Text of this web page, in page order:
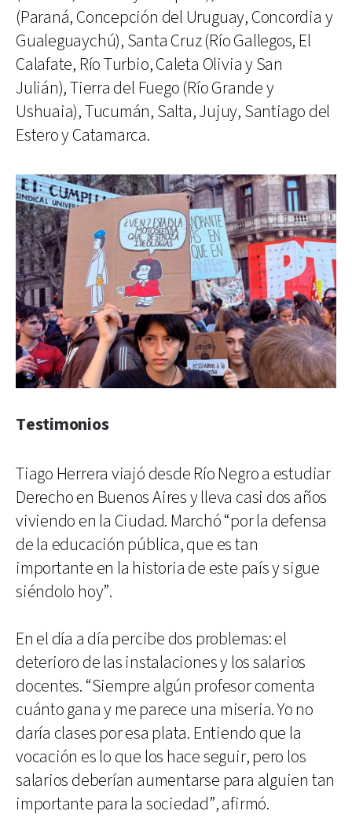
(Paraná, Concepción del Uruguay, Concordia y
Gualeguaychú), Santa Cruz (Río Gallegos, El
Calafate, Río Turbio, Caleta Olivia y San
Julián), Tierra del Fuego (Río Grande y
Ushuaia), Tucumán, Salta, Jujuy, Santiago del
Estero y Catamarca.
Testimonios
Tiago Herrera viajó desde Río Negro a estudiar
Derecho en Buenos Aires y lleva casi dos años
viviendo en la Ciudad. Marchó “por la defensa
de la educación pública, que es tan
importante en la historia de este país y sigue
siéndolo hoy”.
En el día a día percibe dos problemas: el
deterioro de las instalaciones y los salarios
docentes. “Siempre algún profesor comenta
cuánto gana y me parece una miseria. Yo no
daría clases por esa plata. Entiendo que la
vocación es lo que los hace seguir, pero los
salarios deberían aumentarse para alguien tan
importante para la sociedad”, afirmó.